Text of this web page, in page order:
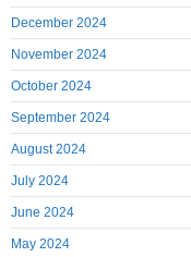
December 2024
November 2024
October 2024
September 2024
August 2024
July 2024
June 2024
May 2024